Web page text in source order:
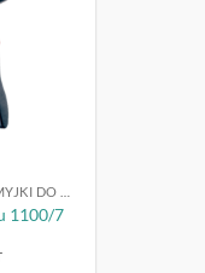
1100/7